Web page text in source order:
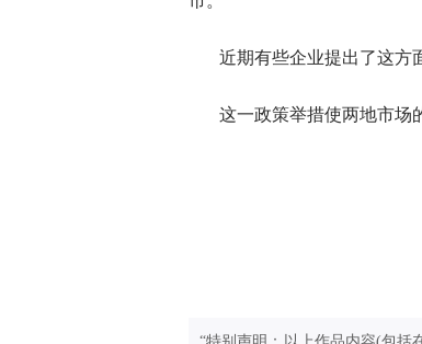
近期有些企业提出了这方
这一政策举措使两地市场